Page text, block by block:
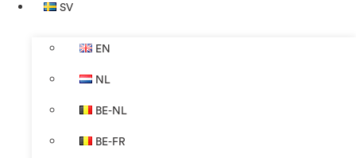
SV
EN
NL
BE-NL
BE-FR